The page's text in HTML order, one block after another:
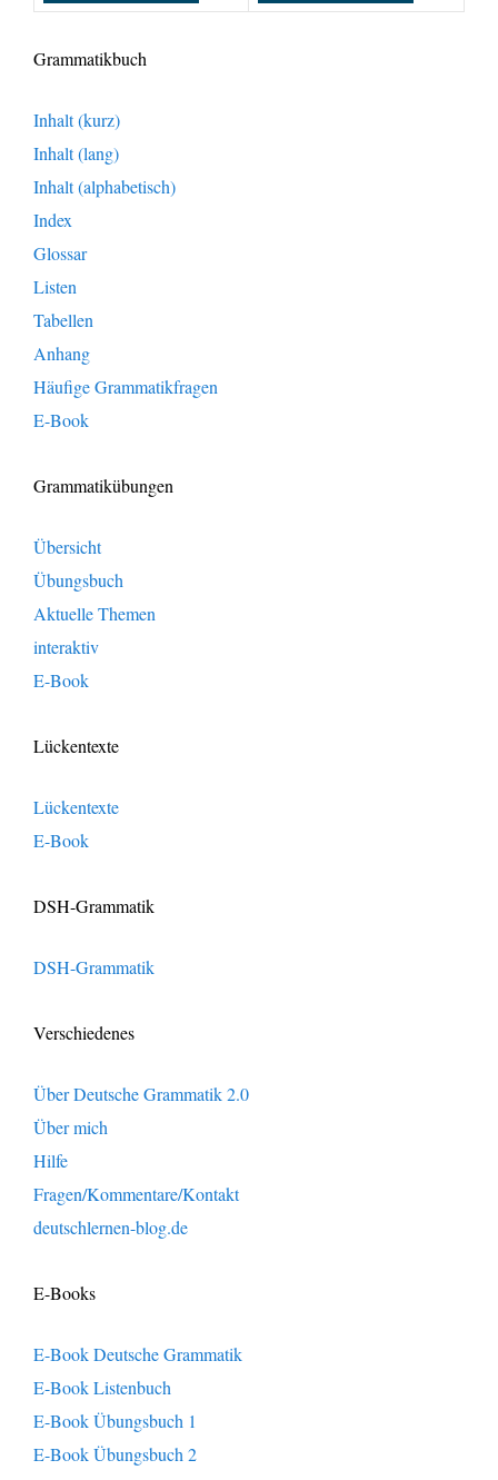
Grammatikbuch
Inhalt (kurz)
Inhalt (lang)
Inhalt (alphabetisch)
Index
Glossar
Listen
Tabellen
Anhang
Häufige Grammatikfragen
E-Book
Grammatikübungen
Übersicht
Übungsbuch
Aktuelle Themen
interaktiv
E-Book
Lückentexte
Lückentexte
E-Book
DSH-Grammatik
DSH-Grammatik
Verschiedenes
Über Deutsche Grammatik 2.0
Über mich
Hilfe
Fragen/Kommentare/Kontakt
deutschlernen-blog.de
E-Books
E-Book Deutsche Grammatik
E-Book Listenbuch
E-Book Übungsbuch 1
E-Book Übungsbuch 2